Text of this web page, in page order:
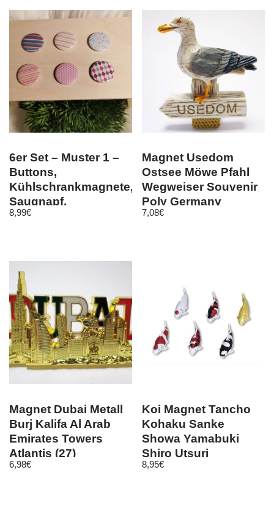
6er Set – Muster 1 –
Buttons,
Kühlschrankmagnete,
Saugnapf,
Kleidermagnet
8,99€
Magnet Usedom
Ostsee Möwe Pfahl
Wegweiser Souvenir
Poly Germany
7,08€
Magnet Dubai Metall
Burj Kalifa Al Arab
Emirates Towers
Atlantis (27)
6,98€
Koi Magnet Tancho
Kohaku Sanke
Showa Yamabuki
Shiro Utsuri
Geschenk Teich
8,95€